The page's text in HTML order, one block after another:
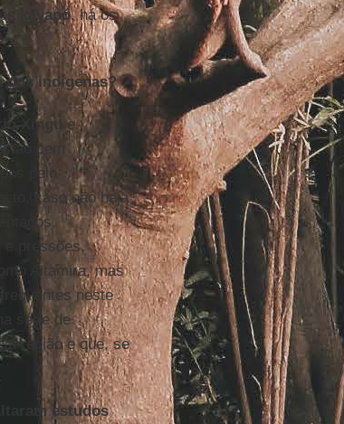
kayapó, há os
dos indígenas?
rio Xingu e
bem
pelo
caso não haja
e pressões,
Altamira, mas
neste
série de
região e que, se
estudos